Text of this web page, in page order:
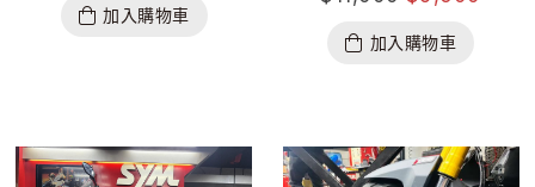
加入購物車
加入購物車